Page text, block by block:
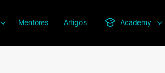
Mentores Artigos Academy